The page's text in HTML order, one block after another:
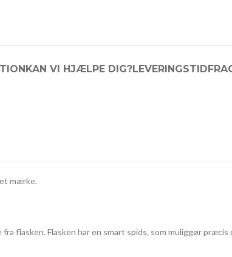
KAN VI HJÆLPE DIG?LEVERINGSTID
mærke.
flasken. Flasken har en smart spids, som muliggør